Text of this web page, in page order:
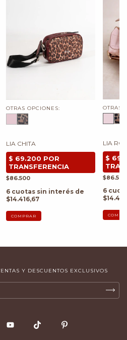
OTRAS OPCIONES:
LIA CHITA
$86.500
6 cuotas sin interés de
$14.416,67
COMPRAR
OTRAS
LIA
$86.500
6
Y DESCUENTOS EXCLUSIVOS